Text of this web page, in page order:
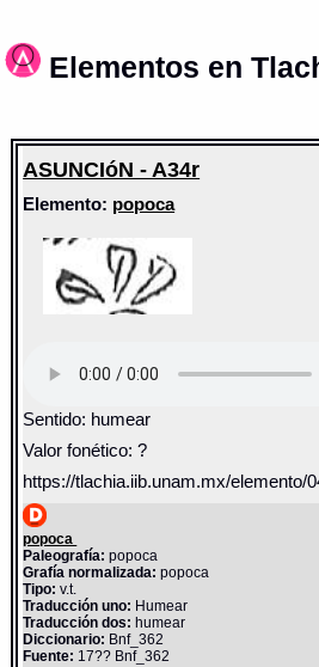
Elementos en
ASUNCIóN - A34r
Elemento: popoca
Sentido: humear
Valor fonético: ?
https://tlachia.iib.unam.mx/elemento/
popoca
Paleografía: popoca
Grafía normalizada: popoca
Tipo: v.t.
Traducción uno: Humear
Traducción dos: humear
Diccionario: Bnf_362
Fuente: 17?? Bnf_362